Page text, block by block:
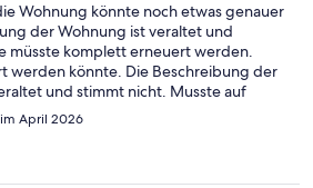
Wohnung könnte noch etwas genauer
der Wohnung ist veraltet und
müsste komplett erneuert werden.
werden könnte. Die Beschreibung der
und stimmt nicht. Musste auf
Stand gebracht werden.
April 2026